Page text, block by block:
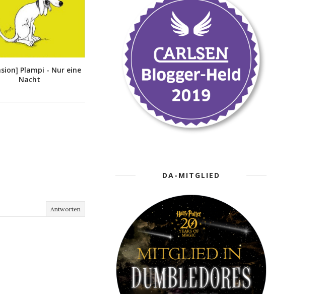
Plampi - Nur eine
Nacht
Antworten
DA-MITGLIED